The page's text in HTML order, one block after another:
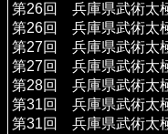
第26回 兵庫県武術太
第26回 兵庫県武術太
第27回 兵庫県武術太
第27回 兵庫県武術太
第28回 兵庫県武術太
第31回 兵庫県武術太
第31回 兵庫県武術太